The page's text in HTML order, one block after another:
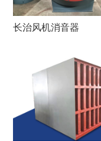
长治风机消音器